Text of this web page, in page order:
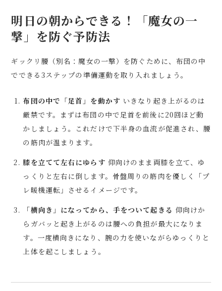
明日の朝からできる！「魔女の一
撃」を防ぐ予防法
ギックリ腰（別名：魔女の一撃）を防ぐために、布団の中
でできる3ステップの準備運動を取り入れましょう。
布団の中で「足首」を動かす いきなり起き上がるのは
厳禁です。まずは布団の中で足首を前後に20回ほど動
かしましょう。これだけで下半身の血流が促進され、腰
の筋肉が温まります。
膝を立てて左右にゆらす 仰向けのまま両膝を立て、ゆ
っくりと左右に倒します。骨盤周りの筋肉を優しく「プ
レ暖機運転」させるイメージです。
「横向き」になってから、手をついて起きる 仰向けか
らガバッと起き上がるのは腰への負担が最大になりま
す。一度横向きになり、腕の力を使いながらゆっくりと
上体を起こしましょう。